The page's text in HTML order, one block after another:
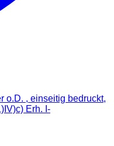
o.D. , einseitig bedruckt,
Erh. I-